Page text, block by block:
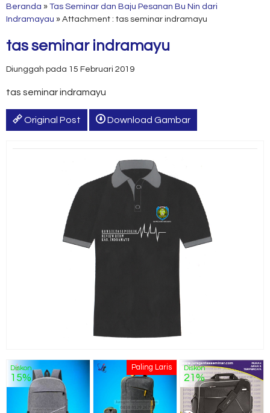
Beranda » Tas Seminar dan Baju Pesanan Bu Nin dari
Indramayau » Attachment : tas seminar indramayu
tas seminar indramayu
Diunggah pada 15 Februari 2019
tas seminar indramayu
Original Post Download Gambar
Diskon
15%
Paling Laris Diskon
21%